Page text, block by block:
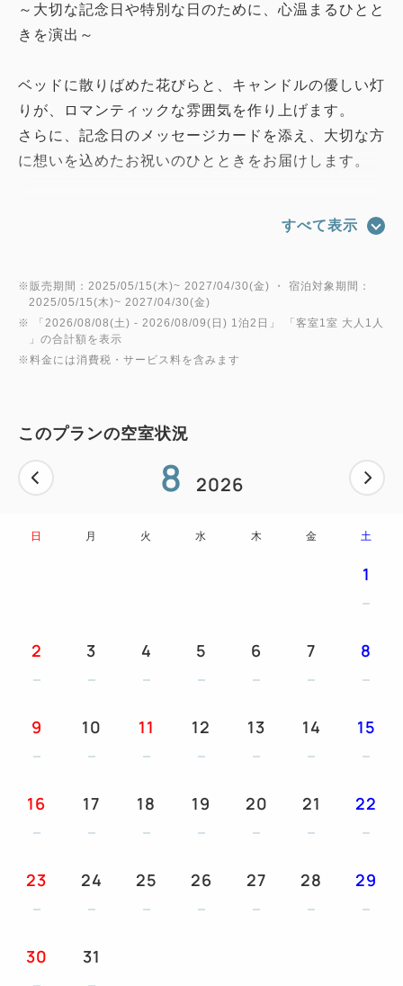
～大切な記念日や特別な日のために、心温まるひとと
きを演出～
ベッドに散りばめた花びらと、キャンドルの優しい灯
りが、ロマンティックな雰囲気を作り上げます。
さらに、記念日のメッセージカードを添え、大切な方
に想いを込めたお祝いのひとときをお届けします。
ますので、乾杯の一杯で素敵な夜をスタートできま
ホテルメトロポリタン川崎の心尽くしのおもてなし
で、特別な夜をさらに素敵なものに。
お誕生日や記念日にふさわしいプラン特典をご用意し
＜チェックイン／チェックアウト時間＞
00（通常チェックアウト ～12：00）
けいたします。ご希望の時間を予約画面にてお選びく
・ソープフラワーの小さなミニブーケとメッセージカ
ください。
すべて表示
※販売期間：2025/05/15(木)~ 2027/04/30(金) ・ 宿泊対象期間：
2025/05/15(木)~ 2027/04/30(金)
※ 「 2026/08/08(土) - 2026/08/09(日) 1泊2日 」 「客室1室 大人1人
」の合計額を表示
※料金には消費税・サービス料を含みます
このプランの空室状況
8 2026
日 月 火 水 木 金 土
1
2 3 4 5 6 7 8
9 10 11 12 13 14 15
16 17 18 19 20 21 22
23 24 25 26 27 28 29
30 31